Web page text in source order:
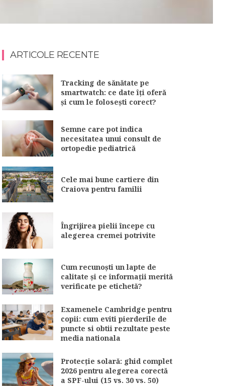
ARTICOLE RECENTE
Tracking de sănătate pe
smartwatch: ce date îți oferă
și cum le folosești corect?
Semne care pot indica
necesitatea unui consult de
ortopedie pediatrică
Cele mai bune cartiere din
Craiova pentru familii
Îngrijirea pielii începe cu
alegerea cremei potrivite
Cum recunoști un lapte de
calitate și ce informații merită
verificate pe etichetă?
Examenele Cambridge pentru
copii: cum eviti pierderile de
puncte si obtii rezultate peste
media nationala
Protecție solară: ghid complet
2026 pentru alegerea corectă
a SPF-ului (15 vs. 30 vs. 50)